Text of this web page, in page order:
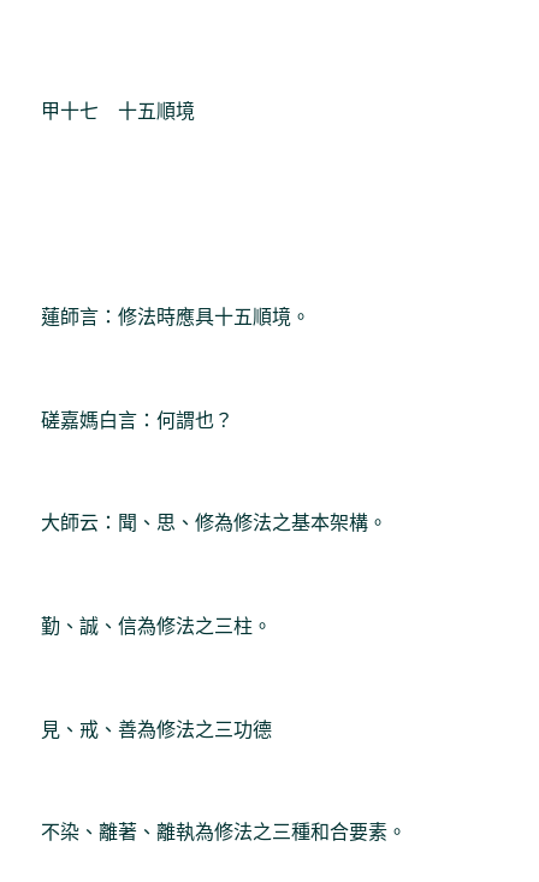
甲十七 十五順境
蓮師言：修法時應具十五順境。
磋嘉媽白言：何謂也？
大師云：聞、思、修為修法之基本架構。
勤、誠、信為修法之三柱。
見、戒、善為修法之三功德
不染、離著、離執為修法之三種和合要素。